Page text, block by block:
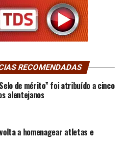
RECOMENDADAS
de mérito” foi atribuído a cinco
alentejanos
a homenagear atletas e